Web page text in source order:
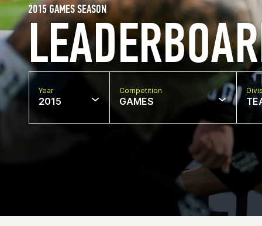
2015 GAMES SEASON
Year
2015
Competition
GAMES